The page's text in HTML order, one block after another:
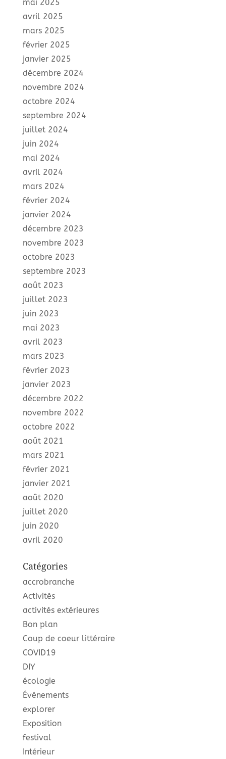
mai 2025
avril 2025
mars 2025
février 2025
janvier 2025
décembre 2024
novembre 2024
octobre 2024
septembre 2024
juillet 2024
juin 2024
mai 2024
avril 2024
mars 2024
février 2024
janvier 2024
décembre 2023
novembre 2023
octobre 2023
septembre 2023
août 2023
juillet 2023
juin 2023
mai 2023
avril 2023
mars 2023
février 2023
janvier 2023
décembre 2022
novembre 2022
octobre 2022
août 2021
mars 2021
février 2021
janvier 2021
août 2020
juillet 2020
juin 2020
avril 2020
Catégories
accrobranche
Activités
activités extérieures
Bon plan
Coup de coeur littéraire
COVID19
DIY
écologie
Événements
explorer
Exposition
festival
Intérieur